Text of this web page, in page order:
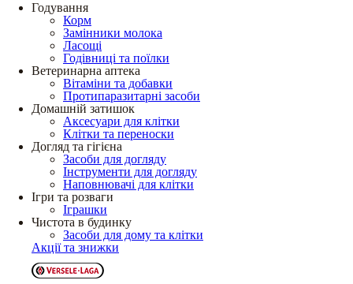
Годування
Корм
Замінники молока
Ласощі
Годівниці та поїлки
Ветеринарна аптека
Вітаміни та добавки
Протипаразитарні засоби
Домашній затишок
Аксесуари для клітки
Клітки та переноски
Догляд та гігієна
Засоби для догляду
Інструменти для догляду
Наповнювачі для клітки
Ігри та розваги
Іграшки
Чистота в будинку
Засоби для дому та клітки
Акції та знижки